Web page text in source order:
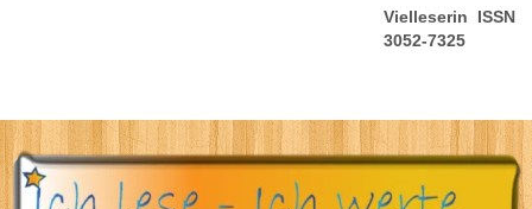
Vielleserin ISSN
3052-7325